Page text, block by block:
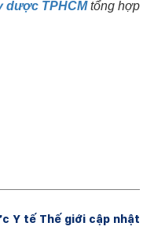
dược TPHCM tổng hợp
Y tế Thế giới cập nhật